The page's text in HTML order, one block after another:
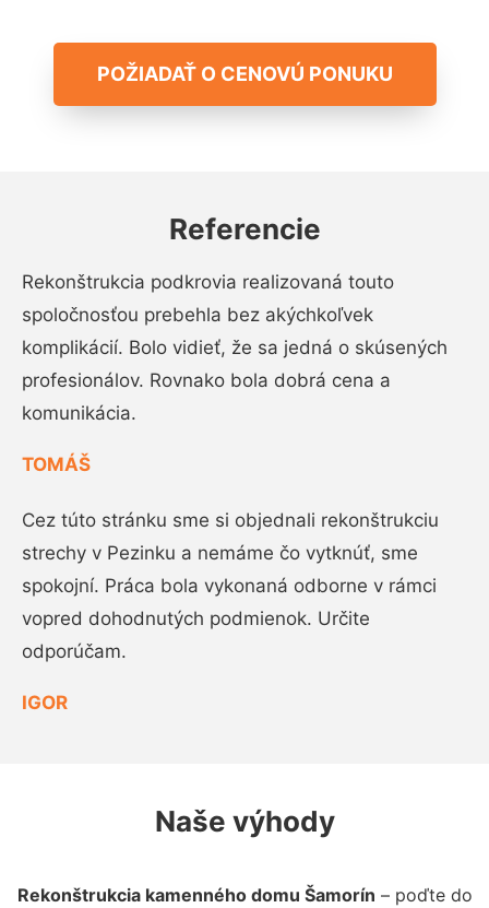
POŽIADAŤ O CENOVÚ PONUKU
Referencie
Rekonštrukcia podkrovia realizovaná touto
spoločnosťou prebehla bez akýchkoľvek
komplikácií. Bolo vidieť, že sa jedná o skúsených
profesionálov. Rovnako bola dobrá cena a
komunikácia.
TOMÁŠ
Cez túto stránku sme si objednali rekonštrukciu
strechy v Pezinku a nemáme čo vytknúť, sme
spokojní. Práca bola vykonaná odborne v rámci
vopred dohodnutých podmienok. Určite
odporúčam.
IGOR
Naše výhody
Rekonštrukcia kamenného domu Šamorín – poďte do